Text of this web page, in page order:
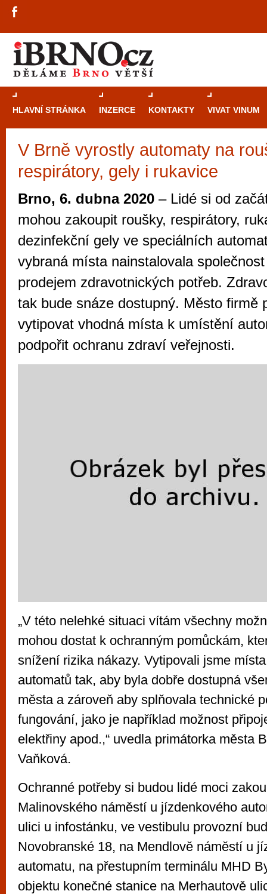
HLAVNÍ STRÁNKA INZERCE KONTAKTY VIVAT VINUM
V Brně vyrostly automaty na
respirátory, gely i rukavice
Brno, 6. dubna 2020 – Lidé si od
mohou zakoupit roušky, respirátory,
dezinfekční gely ve speciálních
vybraná místa nainstalovala
prodejem zdravotnických potřeb.
tak bude snáze dostupný. Město firmě
vytipovat vhodná místa k umístění
podpořit ochranu zdraví veřejnosti.
„V této nelehké situaci vítám všechny
mohou dostat k ochranným pomůckám,
snížení rizika nákazy. Vytipovali jsme
automatů tak, aby byla dobře dostupná
města a zároveň aby splňovala technické
fungování, jako je například možnost
elektřiny apod.,“ uvedla primátorka města
Vaňková.
Ochranné potřeby si budou lidé moci
Malinovského náměstí u jízdenkového
ulici u infostánku, ve vestibulu provozní
Novobranské 18, na Mendlově náměstí u
automatu, na přestupním terminálu MHD
objektu konečné stanice na Merhautově
Průvodce
Brně: Od
Brno je
zajímavé
restaurace,
Mimo jiné je ale také místem, kde si
vyzkoušet různé kasinové hry. V
metropoli naleznete širokou nabídku her
po moderní automaty jak pro pravidelné
příležitostné hráče. V...